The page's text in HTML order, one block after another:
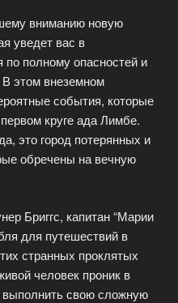
вниманию новую
уведет вас в
полному опасностей и
этом внеземном
события, которые
круге ада Лимбе.
это город потерянных и
обречены на вечную
Бриггс, капитан “Марии
для путешествий в
странных проклятых
человек проник в
свою сложную